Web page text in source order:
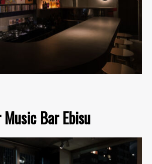
Bar Ebisu